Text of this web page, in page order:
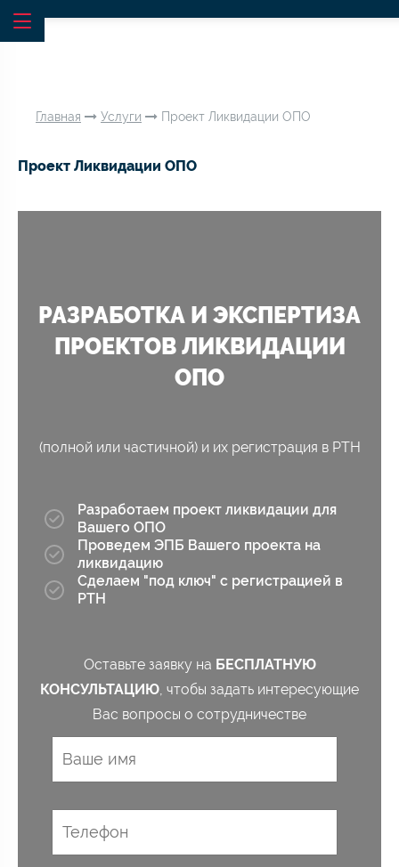
Главная Услуги Проект Ликвидации ОПО
Проект Ликвидации ОПО
РАЗРАБОТКА И ЭКСПЕРТИЗА
ПРОЕКТОВ ЛИКВИДАЦИИ
ОПО
(полной или частичной) и их регистрация в РТН
Разработаем проект ликвидации для
Вашего ОПО
Проведем ЭПБ Вашего проекта на
ликвидацию​
Сделаем "под ключ" с регистрацией в
РТН
Оставьте заявку на БЕСПЛАТНУЮ
КОНСУЛЬТАЦИЮ, чтобы задать интересующие
Вас вопросы о сотрудничестве